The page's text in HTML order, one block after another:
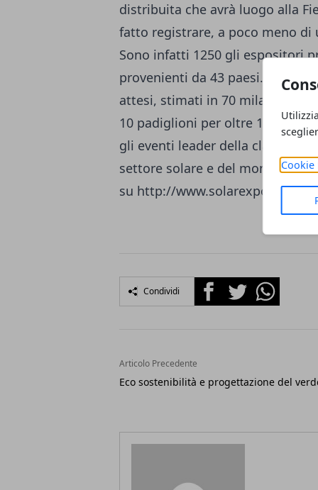
Cookie
distribuita che avrà luogo alla
fatto registrare, a poco meno
Sono infatti 1250 gli espositori
provenienti da 43 paesi.
attesi, stimati in 70 mila e
10 padiglioni per oltre 100.000
gli eventi leader della classifica
settore solare e del mondo
su http://www.solarexpo.com/
Condividi FacebookTwitterWhatsapp
Articolo Precedente
Eco sostenibilità e progettazione del